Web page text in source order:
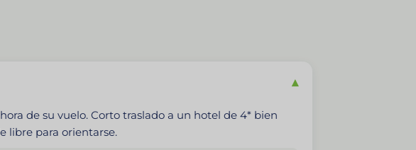
▾
de su vuelo. Corto traslado a un hotel de 4* bien
libre para orientarse.